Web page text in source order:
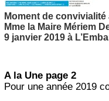
Moment de
Mme la Maire Mériem
9 janvier 2019 à
A la Une page 2
Pour une année 2019